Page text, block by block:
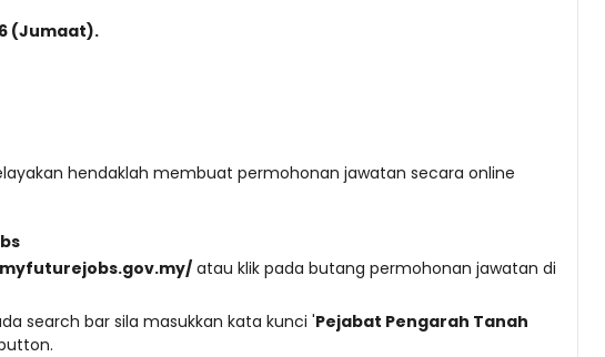
(Jumaat).
hendaklah membuat permohonan jawatan secara online
atau klik pada butang permohonan jawatan di
search bar sila masukkan kata kunci 'Pejabat Pengarah Tanah